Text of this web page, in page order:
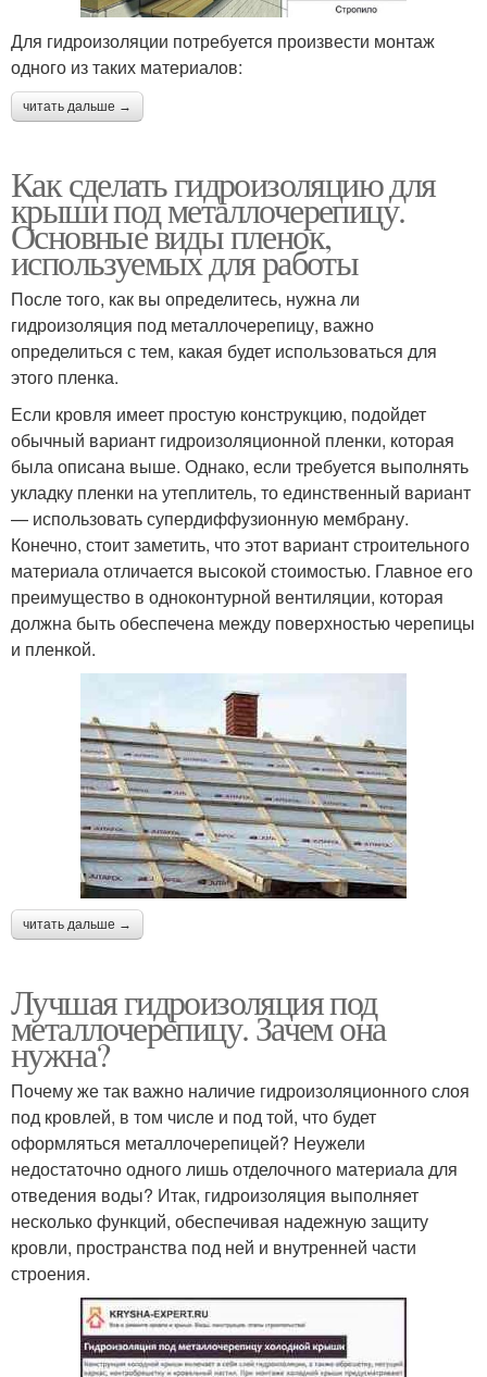
Для гидроизоляции потребуется произвести монтаж
одного из таких материалов:
читать дальше →
Как сделать гидроизоляцию для
крыши под металлочерепицу.
Основные виды пленок,
используемых для работы
После того, как вы определитесь, нужна ли
гидроизоляция под металлочерепицу, важно
определиться с тем, какая будет использоваться для
этого пленка.
Если кровля имеет простую конструкцию, подойдет
обычный вариант гидроизоляционной пленки, которая
была описана выше. Однако, если требуется выполнять
укладку пленки на утеплитель, то единственный вариант
— использовать супердиффузионную мембрану.
Конечно, стоит заметить, что этот вариант строительного
материала отличается высокой стоимостью. Главное его
преимущество в одноконтурной вентиляции, которая
должна быть обеспечена между поверхностью черепицы
и пленкой.
читать дальше →
Лучшая гидроизоляция под
металлочерепицу. Зачем она
нужна?
Почему же так важно наличие гидроизоляционного слоя
под кровлей, в том числе и под той, что будет
оформляться металлочерепицей? Неужели
недостаточно одного лишь отделочного материала для
отведения воды? Итак, гидроизоляция выполняет
несколько функций, обеспечивая надежную защиту
кровли, пространства под ней и внутренней части
строения.